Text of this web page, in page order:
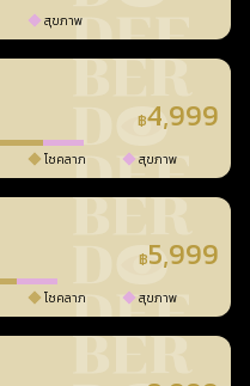
สุขภาพ
฿4,999
โชคลาภ สุขภาพ
฿5,999
โชคลาภ สุขภาพ